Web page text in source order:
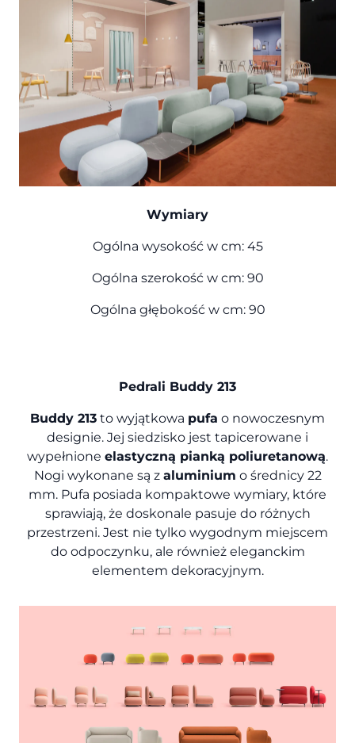
Wymiary
Ogólna wysokość w cm: 45
Ogólna szerokość w cm: 90
Ogólna głębokość w cm: 90
Pedrali Buddy 213
Buddy 213 to wyjątkowa pufa o nowoczesnym
designie. Jej siedzisko jest tapicerowane i
wypełnione elastyczną pianką poliuretanową.
Nogi wykonane są z aluminium o średnicy 22
mm. Pufa posiada kompaktowe wymiary, które
sprawiają, że doskonale pasuje do różnych
przestrzeni. Jest nie tylko wygodnym miejscem
do odpoczynku, ale również eleganckim
elementem dekoracyjnym.